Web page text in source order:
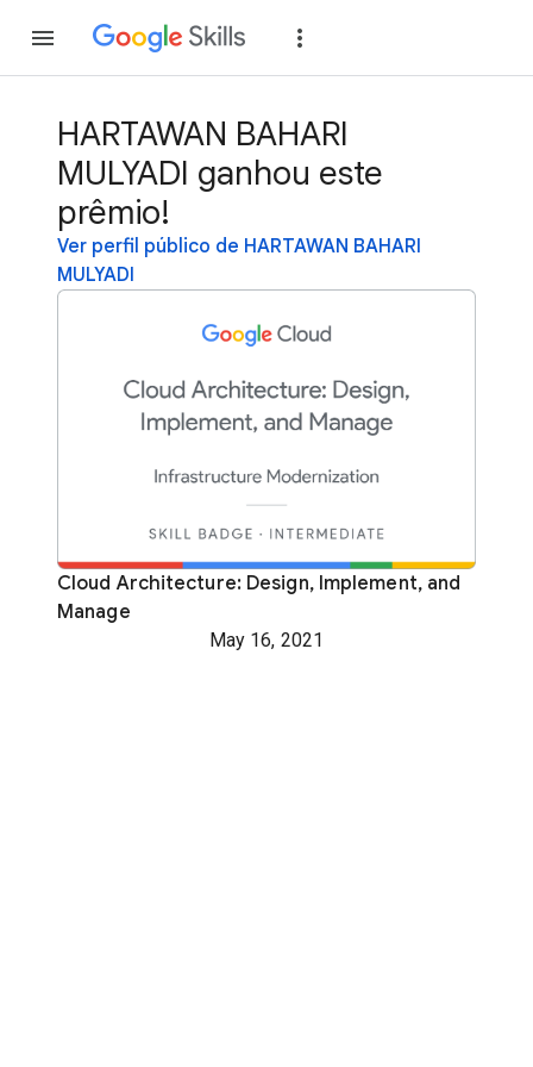
HARTAWAN BAHARI
MULYADI ganhou este
prêmio!
Ver perfil público de HARTAWAN BAHARI
MULYADI